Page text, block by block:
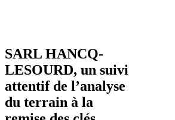
SARL HANCQ-
LESOURD, un suivi
attentif de l’analyse
du terrain à la